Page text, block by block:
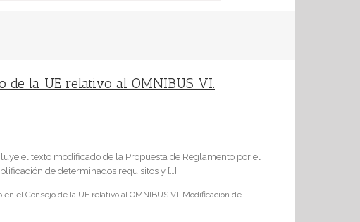
de la UE relativo al OMNIBUS VI.
el texto modificado de la Propuesta de Reglamento por el
de determinados requisitos y […]
el Consejo de la UE relativo al OMNIBUS VI. Modificación de